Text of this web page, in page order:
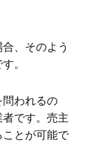
、そのよう
。
われるの
です。売主
とが可能で